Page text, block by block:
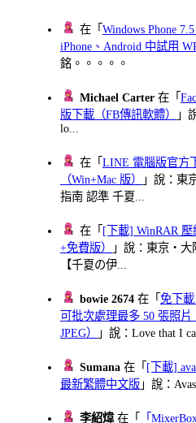
在「Windows Phone
iPhone、Android 中試用
銘。。。。。
Michael Carter 在「
版下載（FB傳訊軟體）
」
lo...
在「LINE 電腦版官方
（Win+Mac 版）
」說：東
指南 認準 千夏...
在「 [下載] WinRAR
+免費版）
」說：東京・
【千夏の伊...
bowie 2674 在「免下載
可批次處理最多 50 張照片
JPEG）
」說：Love that I
Sumana 在「 [下載]
最新繁體中文版 」說：
李紹煒在「 「